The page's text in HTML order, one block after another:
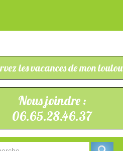
les vacances de mon loulou
Nous joindre :
06.65.28.46.37